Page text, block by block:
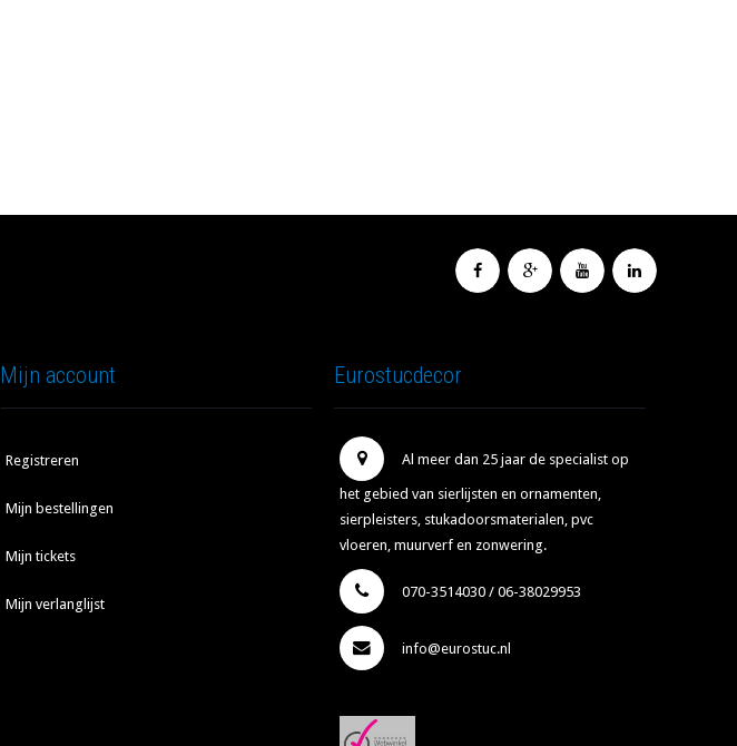
Mijn account
Registreren
Mijn bestellingen
Mijn tickets
Mijn verlanglijst
Eurostucdecor
Al meer dan 25 jaar de specialist op
het gebied van sierlijsten en ornamenten,
sierpleisters, stukadoorsmaterialen, pvc
vloeren, muurverf en zonwering.
070-3514030 / 06-38029953
info@eurostuc.nl